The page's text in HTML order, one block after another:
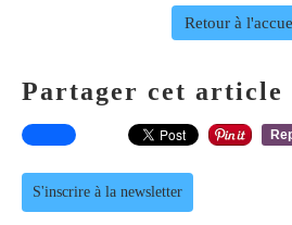
Retour à
Partager cet article
S'inscrire à la newsletter